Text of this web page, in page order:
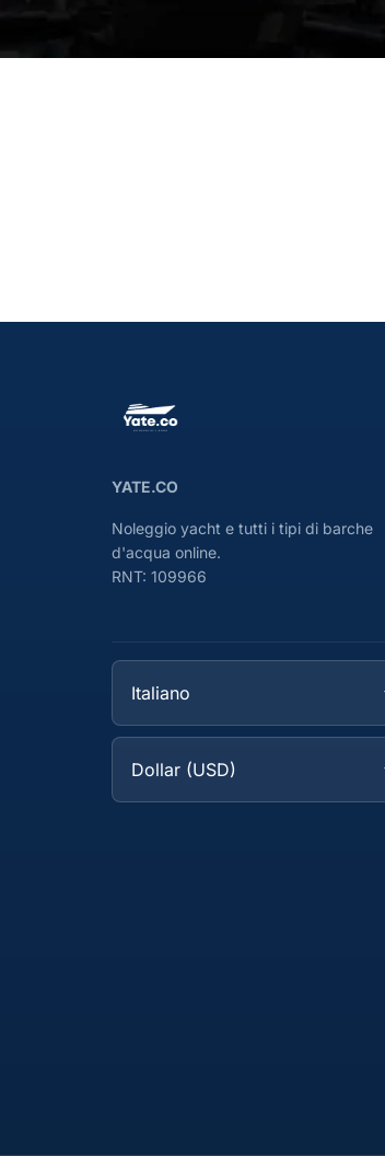
YATE.CO
Noleggio yacht e tutti i tipi di barche
d'acqua online.
RNT: 109966